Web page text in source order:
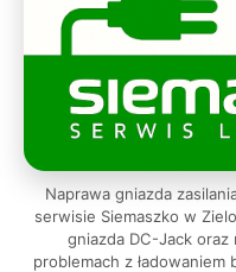
Naprawa gniazda
serwisie Siemaszko w
gniazda DC-Jack oraz
problemach z